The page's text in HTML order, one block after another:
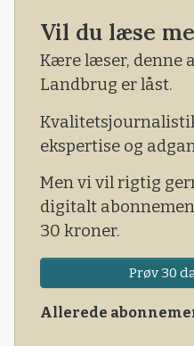
den kommende
valgt at imødekomme
Vil du læse
Kære læser, denne
Landbrug er låst.
ekspertise og
Men vi vil rigtig
digitalt
30 kroner.
Prøv 30
Allerede